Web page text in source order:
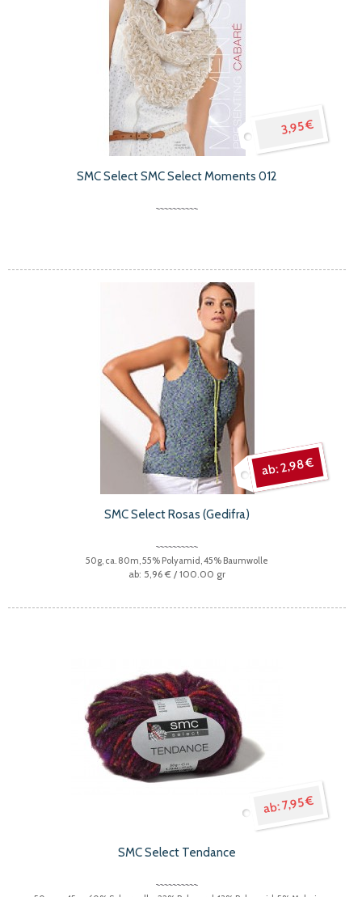
3,95 €
SMC Select SMC Select Moments 012
2,98 €
SMC Select Rosas (Gedifra)
50g, ca. 80m, 55% Polyamid, 45% Baumwolle
5,96 € / 100.00 gr
7,95 €
SMC Select Tendance